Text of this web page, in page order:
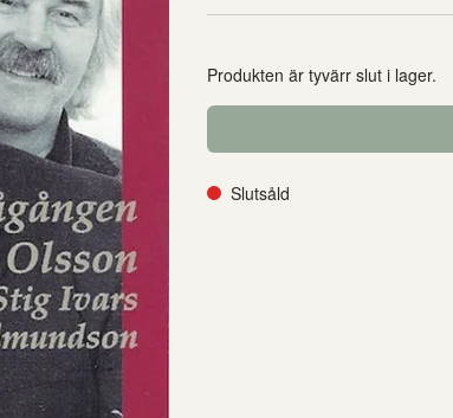
Produkten är tyvärr slut i lager.
Slutsåld